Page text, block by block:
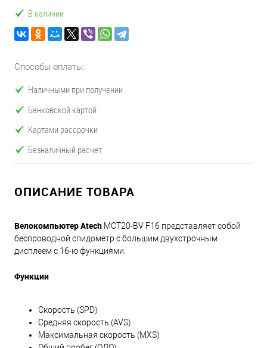
В наличии
Способы оплаты:
Наличными при получении
Банковской картой
Картами рассрочки
Безналичный расчет
ОПИСАНИЕ ТОВАРА
Велокомпьютер Atech MCT20-BV F16 представляет собой
беспроводной спидометр с большим двухстрочным
дисплеем с 16-ю функциями.
Функции
Скорость (SPD)
Средняя скорость (AVS)
Максимальная скорость (MXS)